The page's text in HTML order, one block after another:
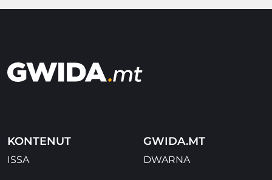
KONTENUT
ISSA
GWIDA.MT
DWARNA